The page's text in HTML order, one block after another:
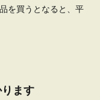
知りたくありませんか？
た、誰でも簡単にできる
約法
を買うとなると、平
ます